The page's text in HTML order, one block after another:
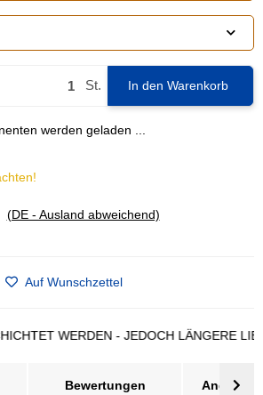
St. In den Warenkorb
werden geladen ...
(DE - Ausland abweichend)
Auf Wunschzettel
WERDEN - JEDOCH LÄNGERE
Bewertungen Angebot